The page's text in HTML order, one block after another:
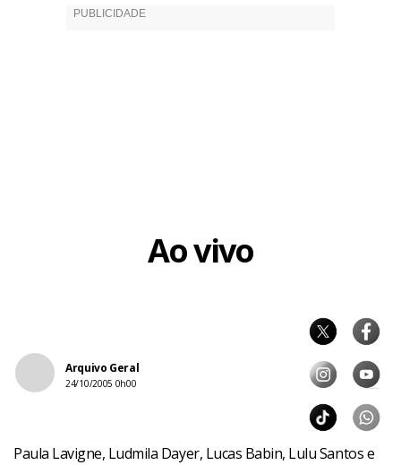
Ao vivo
Arquivo Geral
24/10/2005 0h00
Paula Lavigne, Ludmila Dayer, Lucas Babin, Lulu Santos e